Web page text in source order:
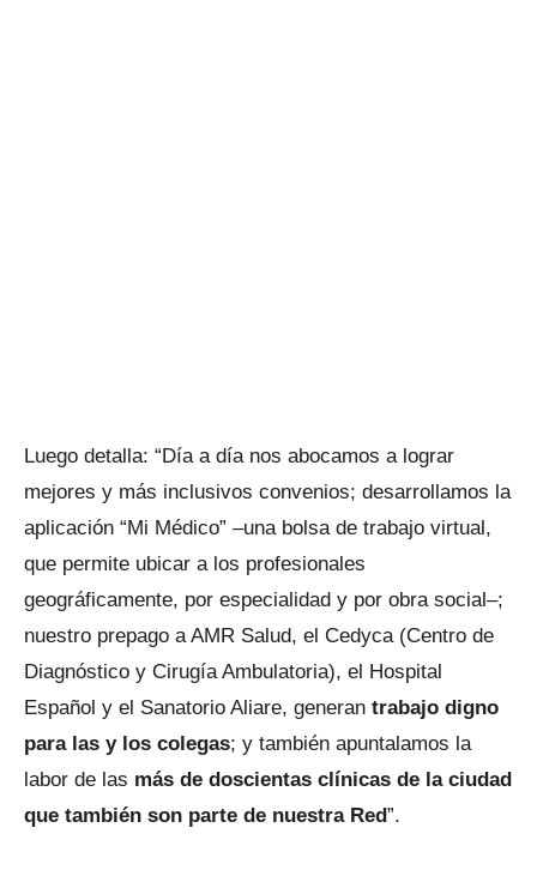
Luego detalla: “Día a día nos abocamos a lograr
mejores y más inclusivos convenios; desarrollamos la
aplicación “Mi Médico” –una bolsa de trabajo virtual,
que permite ubicar a los profesionales
geográficamente, por especialidad y por obra social–;
nuestro prepago a AMR Salud, el Cedyca (Centro de
Diagnóstico y Cirugía Ambulatoria), el Hospital
Español y el Sanatorio Aliare, generan trabajo digno
para las y los colegas; y también apuntalamos la
labor de las más de doscientas clínicas de la ciudad
que también son parte de nuestra Red”.